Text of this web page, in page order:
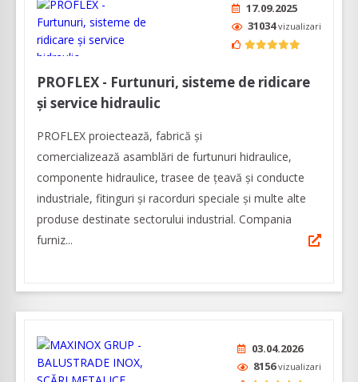
17.09.2025
31034vizualizari
PROFLEX - Furtunuri, sisteme de ridicare
și service hidraulic
PROFLEX proiectează, fabrică și
comercializează asamblări de furtunuri hidraulice,
componente hidraulice, trasee de țeavă și conducte
industriale, fitinguri și racorduri speciale și multe alte
produse destinate sectorului industrial. Compania
furniz...
03.04.2026
8156vizualizari